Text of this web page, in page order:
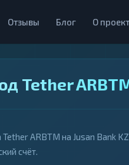
Отзывы Блог О
Tether
ARBTM на Jusan Bank
счёт.